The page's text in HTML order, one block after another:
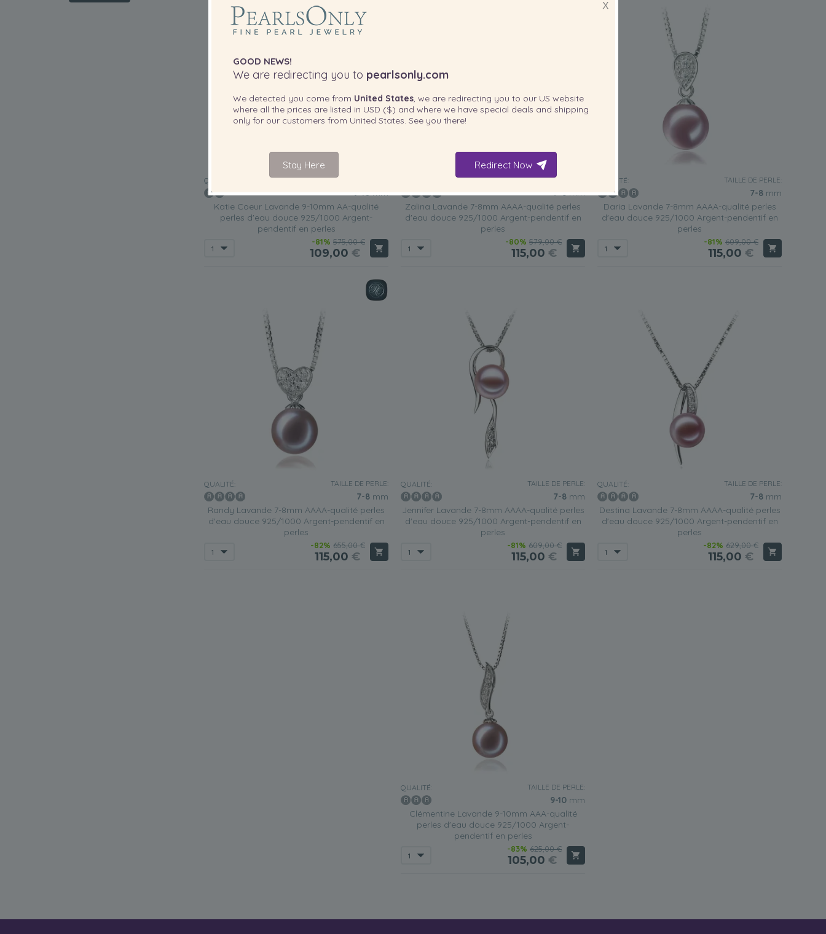
QUALITÉ: TAILLE DE PERLE:
9-10mm
Katie Coeur Lavande 9-10mm AA-qualité
perles d'eau douce 925/1000 Argent-
pendentif en perles
-81% 575,00 €
109,00 €
TAILLE DE PERLE:
7-8mm
Zalina Lavande 7-8mm AAAA-qualité perles
d'eau douce 925/1000 Argent-pendentif en
perles
-80% 579,00 €
115,00 €
QUALITÉ: TAILLE DE PERLE:
7-8 mm
Daria Lavande 7-8mm AAAA-qualité perles
d'eau douce 925/1000 Argent-pendentif en
perles
-81% 609,00 €
115,00 €
QUALITÉ: TAILLE DE PERLE:
7-8 mm
Randy Lavande 7-8mm AAAA-qualité perles
d'eau douce 925/1000 Argent-pendentif en
perles
-82% 655,00 €
115,00 €
QUALITÉ: TAILLE DE PERLE:
7-8 mm
Jennifer Lavande 7-8mm AAAA-qualité perles
d'eau douce 925/1000 Argent-pendentif en
perles
-81% 609,00 €
115,00 €
QUALITÉ: TAILLE DE PERLE:
7-8 mm
Destina Lavande 7-8mm AAAA-qualité perles
d'eau douce 925/1000 Argent-pendentif en
perles
-82% 629,00 €
115,00 €
QUALITÉ: TAILLE DE PERLE:
9-10 mm
Clémentine Lavande 9-10mm AAA-qualité
perles d'eau douce 925/1000 Argent-
pendentif en perles
-83% 625,00 €
105,00 €
X
GOOD NEWS!
We are redirecting you to pearlsonly.com
We detected you come from United States, we are redirecting you to our US website
where all the prices are listed in USD ($) and where we have special deals and shipping
only for our customers from United States. See you there!
Stay Here Redirect Now